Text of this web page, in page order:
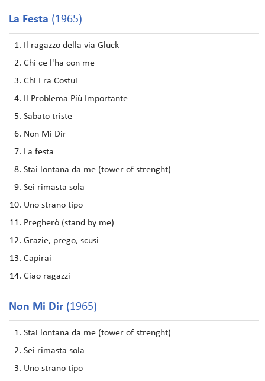
La Festa (1965)
Il ragazzo della via Gluck
Chi ce l'ha con me
Chi Era Costui
Il Problema Più Importante
Sabato triste
Non Mi Dir
La festa
Stai lontana da me (tower of strenght)
Sei rimasta sola
Uno strano tipo
Pregherò (stand by me)
Grazie, prego, scusi
Capirai
Ciao ragazzi
Non Mi Dir (1965)
Stai lontana da me (tower of strenght)
Sei rimasta sola
Uno strano tipo